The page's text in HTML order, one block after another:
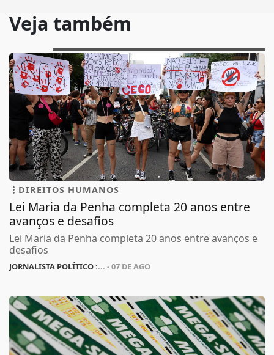
Veja também
DIREITOS HUMANOS
Lei Maria da Penha completa 20 anos entre
avanços e desafios
Lei Maria da Penha completa 20 anos entre avanços e
desafios
JORNALISTA POLÍTICO :... - 07 DE AGO